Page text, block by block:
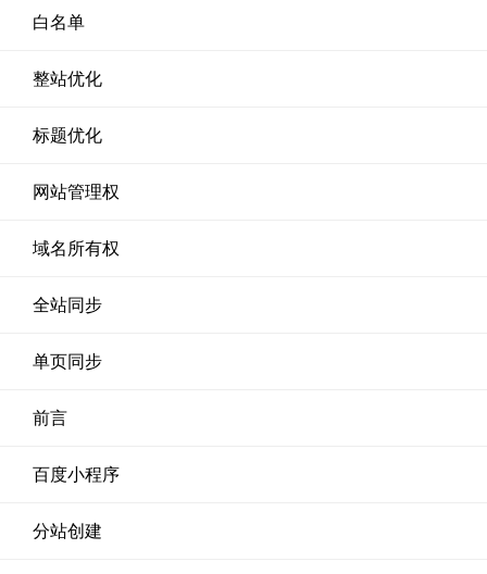
白名单
整站优化
标题优化
网站管理权
域名所有权
全站同步
单页同步
前言
百度小程序
分站创建